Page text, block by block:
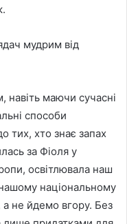
мудрим від
навіть маючи сучасні
способи
тих, хто знає запах
за Фіоля у
освітлювала наш
національному
а не йдемо вгору. Без